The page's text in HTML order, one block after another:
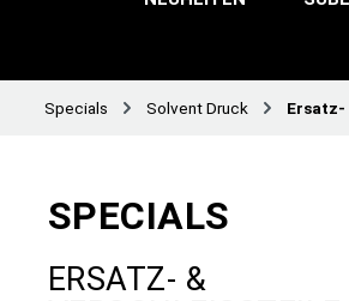
Specials Solvent Druck Ersatz-
SPECIALS
ERSATZ- &